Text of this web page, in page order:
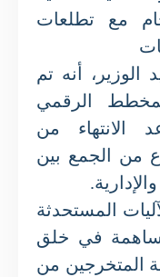
مع تطلعات
أنه تم
الرقمي
الانتهاء من
من الجمع بين
المستحدثة
في خلق
المتخرجين من